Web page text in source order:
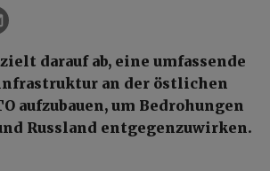
darauf ab, eine umfassende
an der östlichen
aufzubauen, um Bedrohungen
Russland entgegenzuwirken.